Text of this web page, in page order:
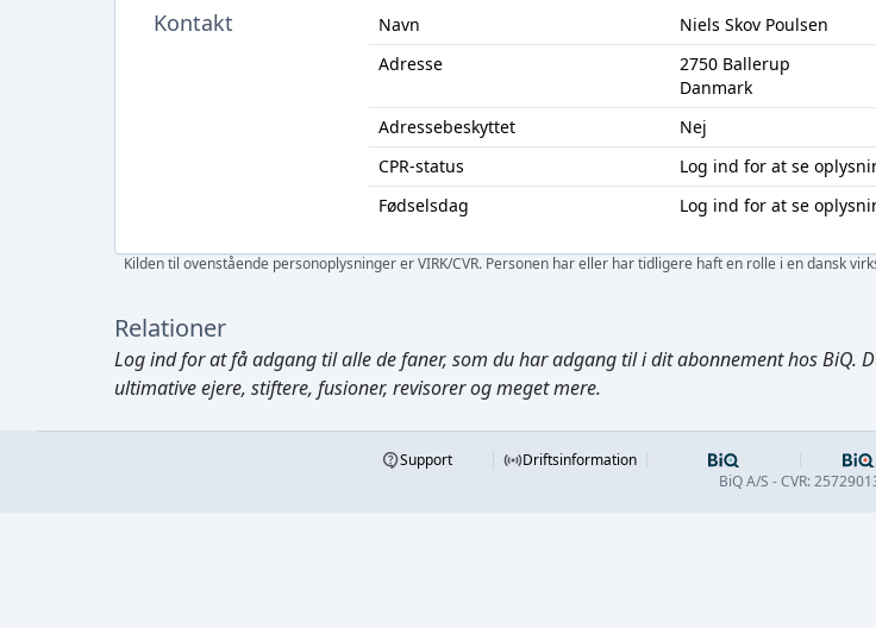
Kontakt Navn
Niels Skov Poulsen
Adresse
2750 Ballerup
Danmark
Adressebeskyttet
Nej
CPR-status
Log ind for at se
Fødselsdag
Log ind for at se
Kilden til ovenstående personoplysninger er VIRK/CVR. Personen har eller har tidligere haft en rolle i en dansk
Relationer
Log indfor at få adgang til alle de faner, som du har adgang til i dit abonnement hos BiQ.
ultimative ejere, stiftere, fusioner, revisorer og meget mere.
Support
Driftsinformation
BiQ A/S - CVR: